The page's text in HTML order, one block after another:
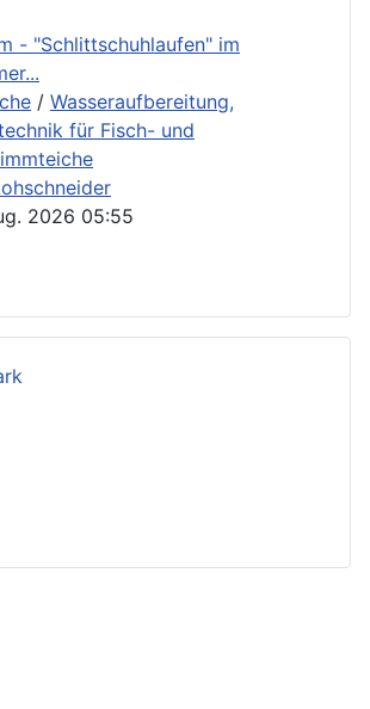
- "Schlittschuhlaufen" im
/ Wasseraufbereitung,
für Fisch- und
2026 05:55